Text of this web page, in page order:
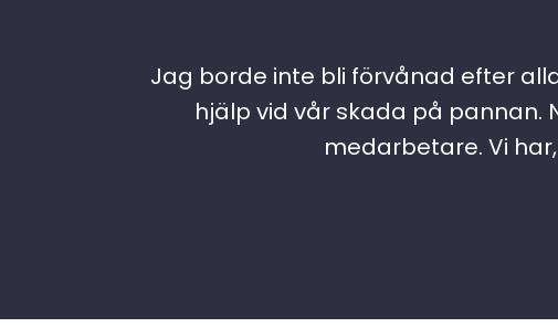
Jag borde inte bli förvånad efter
hjälp vid vår skada på pannan.
medarbetare. Vi